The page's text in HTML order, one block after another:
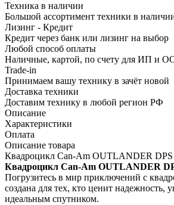
Техника в наличии
Большой ассортимент техники в
Лизинг - Кредит
Кредит через банк или лизинг на выбор
Любой способ оплаты
Наличные, картой, по счету для ИП и
Trade-in
Принимаем вашу технику в зачёт новой
Доставка техники
Доставим технику в любой регион РФ
Описание
Характеристики
Оплата
Описание товара
Квадроцикл Can-Am OUTLANDER DPS
Квадроцикл Can-Am OUTLANDER
Погрузитесь в мир приключений с
создана для тех, кто ценит
идеальным спутником.